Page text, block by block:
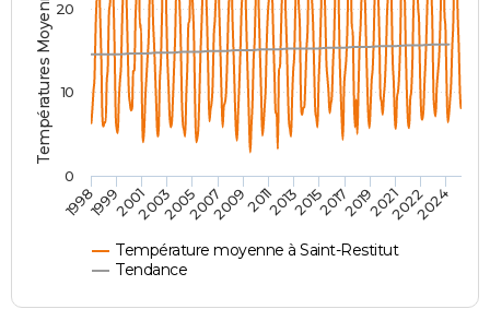
Destinations
City break
Voyage nature
Voyage de noces
Forum
Climat
PHOTO
GUIDES D'ACHAT
BONS PLANS
CARTE DE VOEUX
Carte de Noël
Carte Bonne année
Carte Saint-Valentin
Carte Pâques
Carte d'anniversaire
DICTIONNAIRE
PROGRAMME TV
Températures Moyennes ( °C )
Température moyenne à Saint-Restitut
Tendance
199819992001200320052007200920112013201520172019202120222024
0
10
20